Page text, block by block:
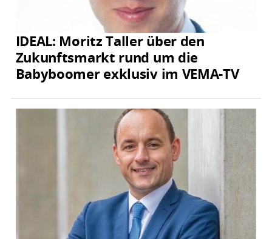
IDEAL: Moritz Taller über den
Zukunftsmarkt rund um die
Babyboomer exklusiv im VEMA-TV